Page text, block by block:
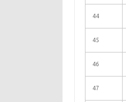
44
45
46
47